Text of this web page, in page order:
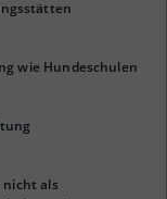
wie Hundeschulen
nicht als